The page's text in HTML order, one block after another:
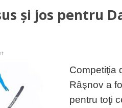
și jos pentru
Competiţia
Râşnov a
pentru toţi